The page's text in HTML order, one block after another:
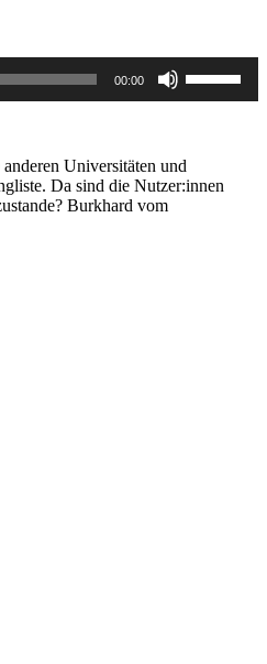
00:00
Hoch/
benutzen,
Lautstärke
zu
Universitäten und
Da sind die Nutzer:innen
Burkhard vom